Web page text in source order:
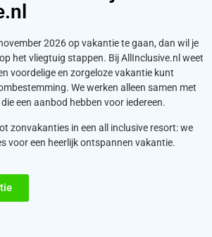
2026 op vakantie te gaan, dan wil je
het vliegtuig stappen. Bij AllInclusive.nl weet
voordelige en zorgeloze vakantie kunt
We werken alleen samen met
een aanbod hebben voor iedereen.
zonvakanties in een all inclusive resort: we
voor een heerlijk ontspannen vakantie.